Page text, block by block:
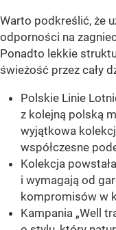
Warto podkreślić, że
odporności na
Ponadto lekkie
świeżość przez cały
Polskie Linie
z kolejną polską
wyjątkowa
współczesne
Kolekcja
i wymagają od
kompromisów w
Kampania „Well